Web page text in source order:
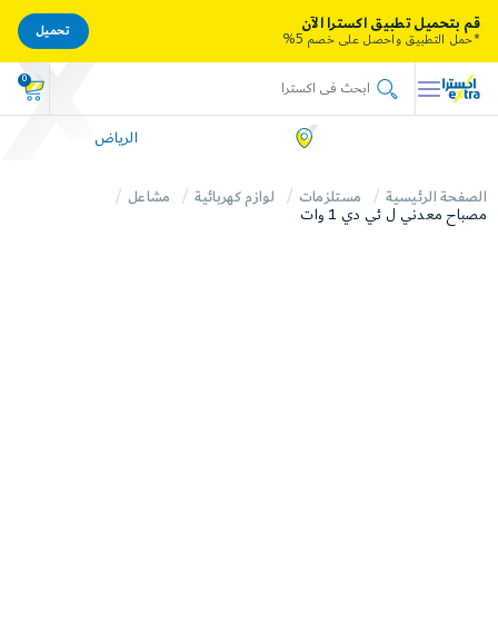
0
الرياض
الصفحة الرئيسية مستلزمات لوازم كهربائية
مشاعل
مصباح معدني ل ئي دي 1 وات
قم بتحميل تطبيق اكسترا الآن
*حمل التطبيق واحصل على خصم 5%
تحميل